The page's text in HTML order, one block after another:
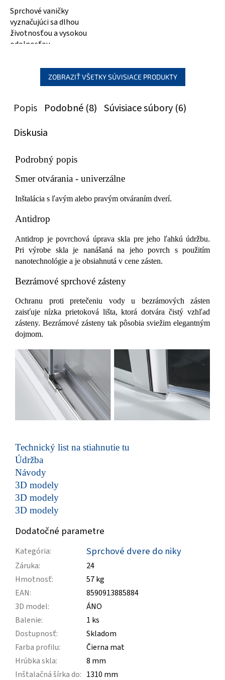
Sprchové vaničky
vyznačujúci sa dlhou
životnosťou a vysokou
odolnosťou
ZOBRAZIŤ VŠETKY SÚVISIACE PRODUKTY
Popis Podobné (8) Súvisiace súbory (6)
Diskusia
Podrobný popis
Smer otvárania - univerzálne
Inštalácia s ľavým alebo pravým otváraním dverí.
Antidrop
Antidrop je povrchová úprava skla pre jeho ľahkú údržbu.
Pri výrobe skla je nanášaná na jeho povrch s použitím
nanotechnológie a je obsiahnutá v cene zásten.
Bezrámové sprchové zásteny
Ochranu proti pretečeniu vody u bezrámových zásten
zaisťuje nízka prietoková lišta, ktorá dotvára čistý vzhľad
zásteny. Bezrámové zásteny tak pôsobia sviežim elegantným
dojmom.
Technický list na stiahnutie tu
Údržba
Návody
3D modely
3D modely
3D modely
Dodatočné parametre
Kategória: Sprchové dvere do niky
Záruka:
24
Hmotnosť:
57 kg
EAN:
8590913885884
3D model:
ÁNO
Balenie:
1 ks
Dostupnosť:
Skladom
Farba profilu:
Čierna mat
Hrúbka skla:
8 mm
Inštalačná šírka do: 1310 mm